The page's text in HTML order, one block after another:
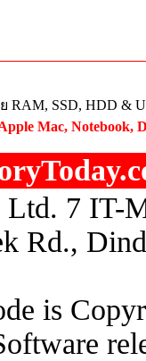
RAM, SSD, HDD &
Mac, Notebook,
7 IT-
Rd.,
is